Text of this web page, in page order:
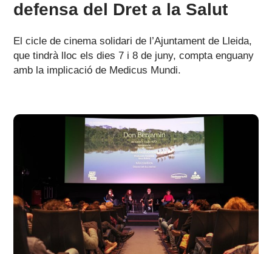
defensa del Dret a la Salut
El cicle de cinema solidari de l’Ajuntament de Lleida,
que tindrà lloc els dies 7 i 8 de juny, compta enguany
amb la implicació de Medicus Mundi.